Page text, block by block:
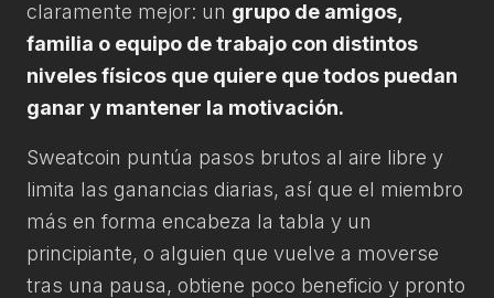
claramente mejor: un grupo de amigos,
familia o equipo de trabajo con distintos
niveles físicos que quiere que todos puedan
ganar y mantener la motivación.
Sweatcoin puntúa pasos brutos al aire libre y
limita las ganancias diarias, así que el miembro
más en forma encabeza la tabla y un
principiante, o alguien que vuelve a moverse
tras una pausa, obtiene poco beneficio y pronto